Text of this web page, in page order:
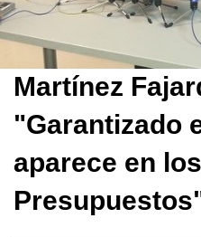
Martínez
"Garantizado
aparece en los